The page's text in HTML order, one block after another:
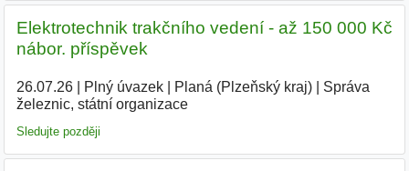
Elektrotechnik trakčního vedení - až 150 000 Kč
nábor. příspěvek
26.07.26| Plný úvazek| Planá (Plzeňský kraj)|
Správa
železnic, státní organizace
Sledujte později